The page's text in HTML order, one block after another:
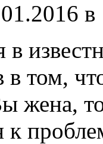
в
том,
жена,
к